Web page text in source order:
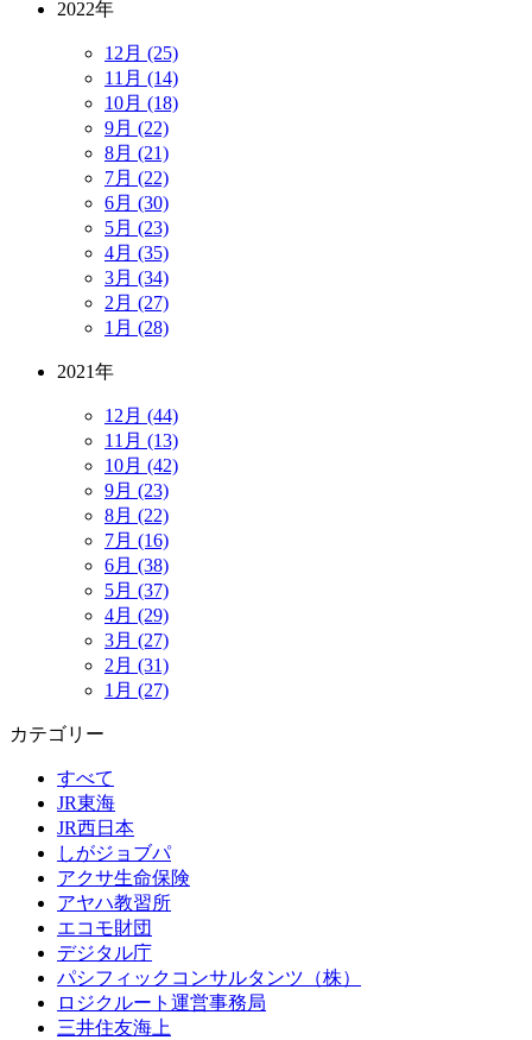
2022年
12月 (25)
11月 (14)
10月 (18)
9月 (22)
8月 (21)
7月 (22)
6月 (30)
5月 (23)
4月 (35)
3月 (34)
2月 (27)
1月 (28)
2021年
12月 (44)
11月 (13)
10月 (42)
9月 (23)
8月 (22)
7月 (16)
6月 (38)
5月 (37)
4月 (29)
3月 (27)
2月 (31)
1月 (27)
カテゴリー
すべて
JR東海
JR西日本
しがジョブパ
アクサ生命保険
アヤハ教習所
エコモ財団
デジタル庁
パシフィックコンサルタンツ（株）
ロジクルート運営事務局
三井住友海上